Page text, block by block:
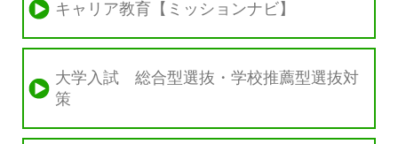
キャリア教育【ミッションナビ】
大学入試 総合型選抜・学校推薦型選抜対
策